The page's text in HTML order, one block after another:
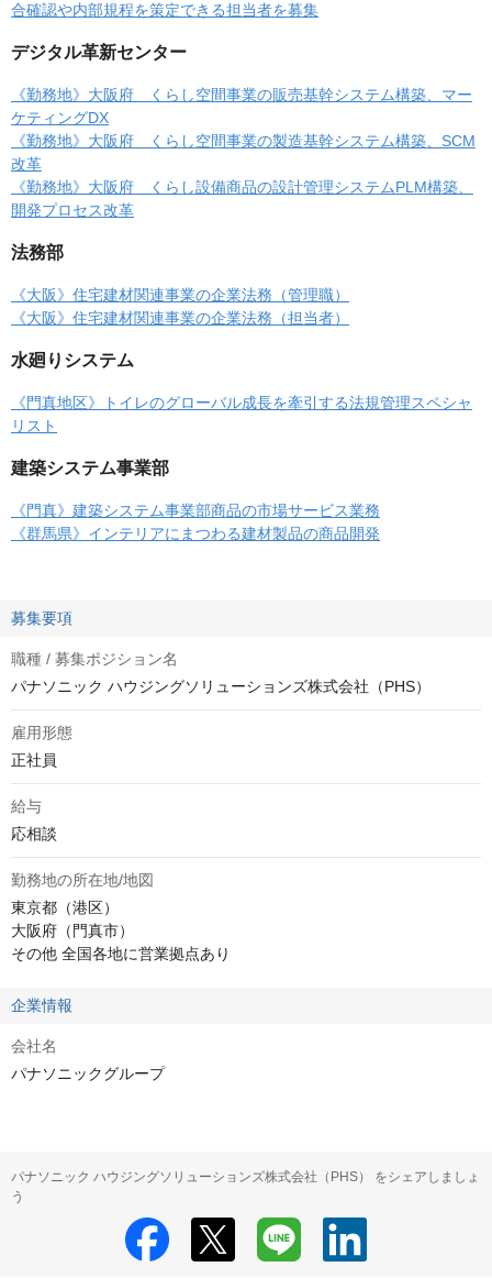
合確認や内部規程を策定できる担当者を募集
デジタル革新センター
《勤務地》大阪府 くらし空間事業の販売基幹システム構築、マー
ケティングDX
《勤務地》大阪府 くらし空間事業の製造基幹システム構築、SCM
改革
《勤務地》大阪府 くらし設備商品の設計管理システムPLM構築、
開発プロセス改革
法務部
《大阪》住宅建材関連事業の企業法務（管理職）
《大阪》住宅建材関連事業の企業法務（担当者）
水廻りシステム
《門真地区》トイレのグローバル成長を牽引する法規管理スペシャ
リスト
建築システム事業部
《門真》建築システム事業部商品の市場サービス業務
《群馬県》インテリアにまつわる建材製品の商品開発
募集要項
職種 / 募集ポジション名
パナソニック ハウジングソリューションズ株式会社（PHS）
雇用形態
正社員
給与
応相談
勤務地の所在地/地図
東京都（港区）
大阪府（門真市）
その他 全国各地に営業拠点あり
企業情報
会社名
パナソニックグループ
パナソニック ハウジングソリューションズ株式会社（PHS） をシェアしましょ
う